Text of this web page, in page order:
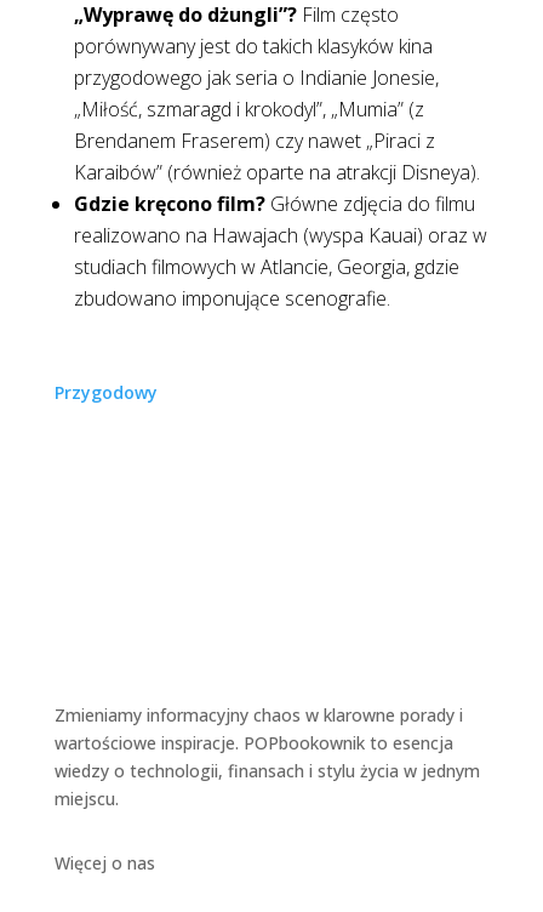
„Wyprawę do dżungli”?Film często
porównywany jest do takich klasyków kina
przygodowego jak seria o Indianie Jonesie,
„Miłość, szmaragd i krokodyl”, „Mumia” (z
Brendanem Fraserem) czy nawet „Piraci z
Karaibów” (również oparte na atrakcji Disneya).
Gdzie kręcono film?Główne zdjęcia do filmu
realizowano na Hawajach (wyspa Kauai) oraz w
studiach filmowych w Atlancie, Georgia, gdzie
zbudowano imponujące scenografie.
Przygodowy
Zmieniamy informacyjny chaos w klarowne porady i
wartościowe inspiracje. POPbookownik to esencja
wiedzy o technologii, finansach i stylu życia w jednym
miejscu.
Więcej o nas